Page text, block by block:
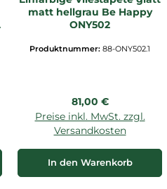
matt hellgrau Be Happy
ONY502
Produktnummer: 88-ONY502.1
Regulärer Preis:
81,00 €
Preise inkl. MwSt. zzgl.
Versandkosten
In den Warenkorb